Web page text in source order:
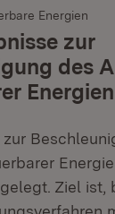
Energien
zur
des
Energien
zur
Ziel ist,